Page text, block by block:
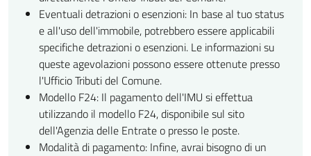
Eventuali detrazioni o esenzioni: In base al tuo status
e all'uso dell'immobile, potrebbero essere applicabili
specifiche detrazioni o esenzioni. Le informazioni su
queste agevolazioni possono essere ottenute presso
l'Ufficio Tributi del Comune.
Modello F24: Il pagamento dell'IMU si effettua
utilizzando il modello F24, disponibile sul sito
dell'Agenzia delle Entrate o presso le poste.
Modalità di pagamento: Infine, avrai bisogno di un